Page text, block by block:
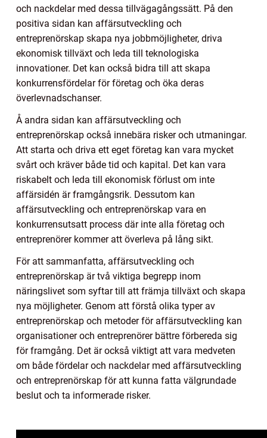
och nackdelar med dessa tillvägagångssätt. På den
positiva sidan kan affärsutveckling och
entreprenörskap skapa nya jobbmöjligheter, driva
ekonomisk tillväxt och leda till teknologiska
innovationer. Det kan också bidra till att skapa
konkurrensfördelar för företag och öka deras
överlevnadschanser.
Å andra sidan kan affärsutveckling och
entreprenörskap också innebära risker och utmaningar.
Att starta och driva ett eget företag kan vara mycket
svårt och kräver både tid och kapital. Det kan vara
riskabelt och leda till ekonomisk förlust om inte
affärsidén är framgångsrik. Dessutom kan
affärsutveckling och entreprenörskap vara en
konkurrensutsatt process där inte alla företag och
entreprenörer kommer att överleva på lång sikt.
För att sammanfatta, affärsutveckling och
entreprenörskap är två viktiga begrepp inom
näringslivet som syftar till att främja tillväxt och skapa
nya möjligheter. Genom att förstå olika typer av
entreprenörskap och metoder för affärsutveckling kan
organisationer och entreprenörer bättre förbereda sig
för framgång. Det är också viktigt att vara medveten
om både fördelar och nackdelar med affärsutveckling
och entreprenörskap för att kunna fatta välgrundade
beslut och ta informerade risker.